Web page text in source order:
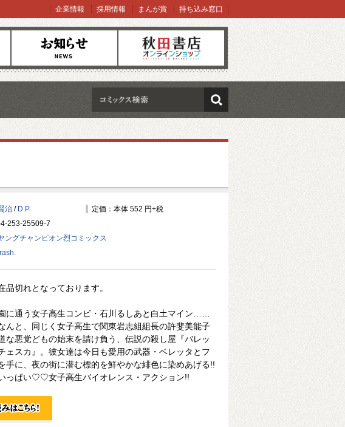
お知らせ オンラインショップ
企業情報 採用情報 まんが賞 持ち込み窓口
検索
治 / D.P
定価：本体 552 円+税
253-25509-7
ングチャンピオン烈コミックス
品切れとなっております。
に通う女子高生コンビ・石川るしあと白土マイン……
んと、同じく女子高生で関東岩志組組長の許斐美能子
な悪党どもの始末を請け負う、伝説の殺し屋『バレッ
ェスカ』。彼女達は今日も愛用の武器・ベレッタとフ
手に、夜の街に潜む標的を鮮やかな緋色に染めあげる!!
っぱい♡♡女子高生バイオレンス・アクション!!